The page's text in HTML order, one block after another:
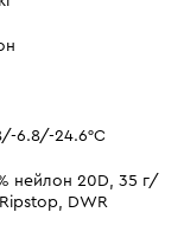
6.8/-24.6°C
нейлон 20D, 35 г/
DWR